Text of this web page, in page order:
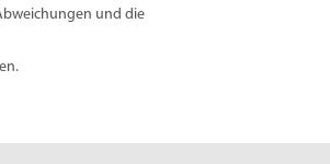
und die